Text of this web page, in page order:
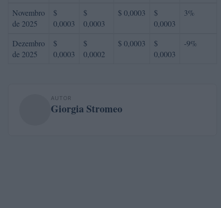
Novembro
de 2025
$
0,0003
$
0,0003
$ 0,0003
$
0,0003
3%
Dezembro
de 2025
$
0,0003
$
0,0002
$ 0,0003
$
0,0003
-9%
AUTOR
Giorgia Stromeo